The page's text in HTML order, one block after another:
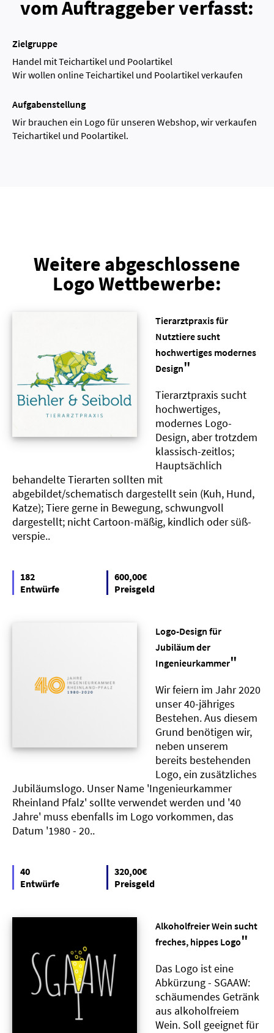
vom Auftraggeber verfasst:
Zielgruppe
Handel mit Teichartikel und Poolartikel
Wir wollen online Teichartikel und Poolartikel verkaufen
Aufgabenstellung
Wir brauchen ein Logo für unseren Webshop, wir verkaufen
Teichartikel und Poolartikel.
Weitere abgeschlossene
Logo Wettbewerbe:
Tierarztpraxis für
Nutztiere sucht
hochwertiges modernes
Design"
Tierarztpraxis sucht
hochwertiges,
modernes Logo-
Design, aber trotzdem
klassisch-zeitlos;
Hauptsächlich
behandelte Tierarten sollten mit
abgebildet/schematisch dargestellt sein (Kuh, Hund,
Katze); Tiere gerne in Bewegung, schwungvoll
dargestellt; nicht Cartoon-mäßig, kindlich oder süß-
verspie..
182
Entwürfe
600,00€
Preisgeld
Logo-Design für
Jubiläum der
Ingenieurkammer"
Wir feiern im Jahr 2020
unser 40-jähriges
Bestehen. Aus diesem
Grund benötigen wir,
neben unserem
bereits bestehenden
Logo, ein zusätzliches
Jubiläumslogo. Unser Name 'Ingenieurkammer
Rheinland Pfalz' sollte verwendet werden und '40
Jahre' muss ebenfalls im Logo vorkommen, das
Datum '1980 - 20..
40
Entwürfe
320,00€
Preisgeld
Alkoholfreier Wein sucht
freches, hippes Logo"
Das Logo ist eine
Abkürzung - SGAAW:
schäumendes Getränk
aus alkoholfreiem
Wein. Soll geeignet für